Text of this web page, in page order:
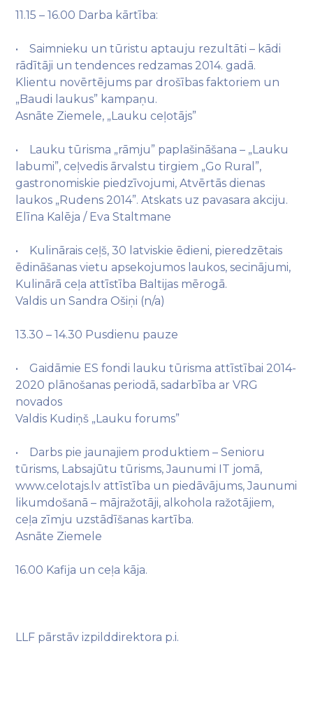
11.15 – 16.00 Darba kārtība:
• Saimnieku un tūristu aptauju rezultāti – kādi
rādītāji un tendences redzamas 2014. gadā.
Klientu novērtējums par drošības faktoriem un
„Baudi laukus” kampaņu.
Asnāte Ziemele, „Lauku ceļotājs”
• Lauku tūrisma „rāmju” paplašināšana – „Lauku
labumi”, ceļvedis ārvalstu tirgiem „Go Rural”,
gastronomiskie piedzīvojumi, Atvērtās dienas
laukos „Rudens 2014”. Atskats uz pavasara akciju.
Elīna Kalēja / Eva Staltmane
• Kulinārais ceļš, 30 latviskie ēdieni, pieredzētais
ēdināšanas vietu apsekojumos laukos, secinājumi,
Kulinārā ceļa attīstība Baltijas mērogā.
Valdis un Sandra Ošiņi (n/a)
13.30 – 14.30 Pusdienu pauze
• Gaidāmie ES fondi lauku tūrisma attīstībai 2014-
2020 plānošanas periodā, sadarbība ar VRG
novados
Valdis Kudiņš „Lauku forums”
• Darbs pie jaunajiem produktiem – Senioru
tūrisms, Labsajūtu tūrisms, Jaunumi IT jomā,
www.celotajs.lv attīstība un piedāvājums, Jaunumi
likumdošanā – mājražotāji, alkohola ražotājiem,
ceļa zīmju uzstādīšanas kartība.
Asnāte Ziemele
16.00 Kafija un ceļa kāja.
LLF pārstāv izpilddirektora p.i.